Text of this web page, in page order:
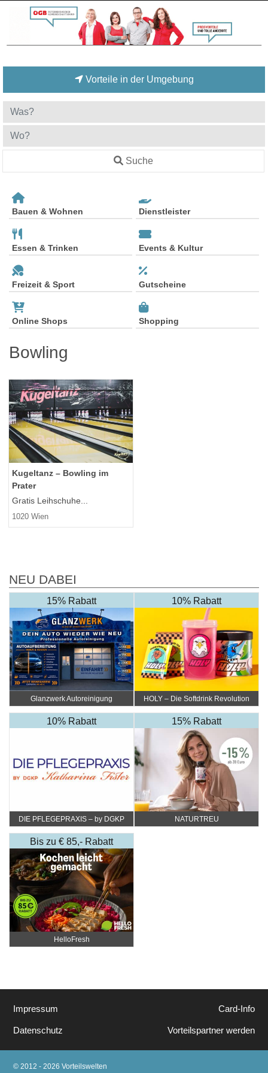
Vorteile in der Umgebung
Suche
Bauen & Wohnen Dienstleister
Essen & Trinken Events & Kultur
Freizeit & Sport Gutscheine
Online Shops Shopping
Bowling
Kugeltanz – Bowling im
Prater
Gratis Leihschuhe...
1020 Wien
NEU DABEI
15% Rabatt
Glanzwerk Autoreinigung
10% Rabatt
HOLY – Die Softdrink Revolution
10% Rabatt
DIE PFLEGEPRAXIS – by DGKP
Katharina Fister
15% Rabatt
NATURTREU
Bis zu € 85,- Rabatt
HelloFresh
Impressum
Datenschutz
Card-Info
Vorteilspartner werden
© 2012 - 2026 Vorteilswelten